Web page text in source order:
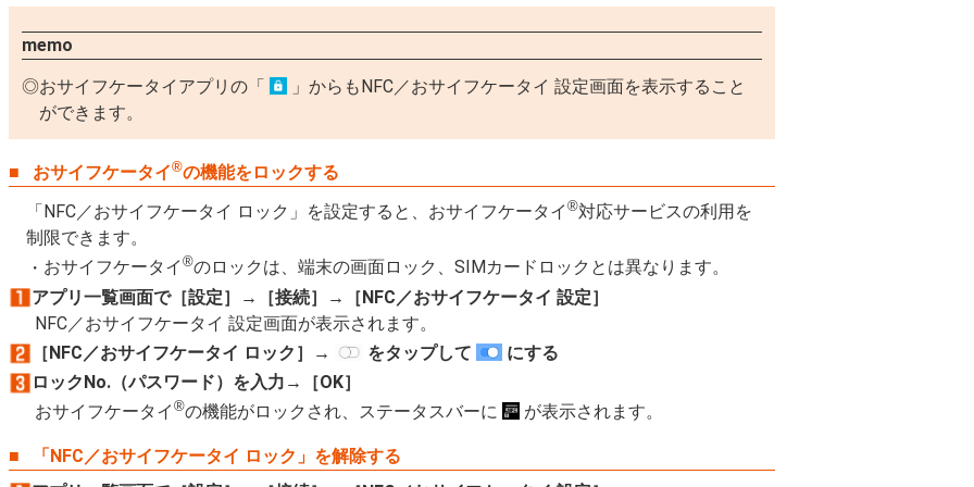
memo
おサイフケータイアプリの「
」からもNFC／おサイフケータイ 設定画面を表示すること
ができます。
おサイフケータイ®の機能をロックする
「NFC／おサイフケータイ ロック」を設定すると、おサイフケータイ®対応サービスの利用を
制限できます。
おサイフケータイ®のロックは、端末の画面ロック、SIMカードロックとは異なります。
アプリ一覧画面で［設定］→［接続］→［NFC／おサイフケータイ 設定］
NFC／おサイフケータイ 設定画面が表示されます。
［NFC／おサイフケータイ ロック］→
をタップして
にする
ロックNo.（パスワード）を入力→［OK］
おサイフケータイ®の機能がロックされ、ステータスバーに が表示されます。
「NFC／おサイフケータイ ロック」を解除する